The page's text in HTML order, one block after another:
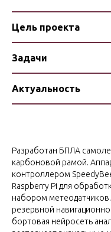
Цель проекта
Задачи
Актуальность
Разработан БПЛА
карбоновой рамой.
контроллером
Raspberry Pi для
набором
резервной
бортовая нейросеть